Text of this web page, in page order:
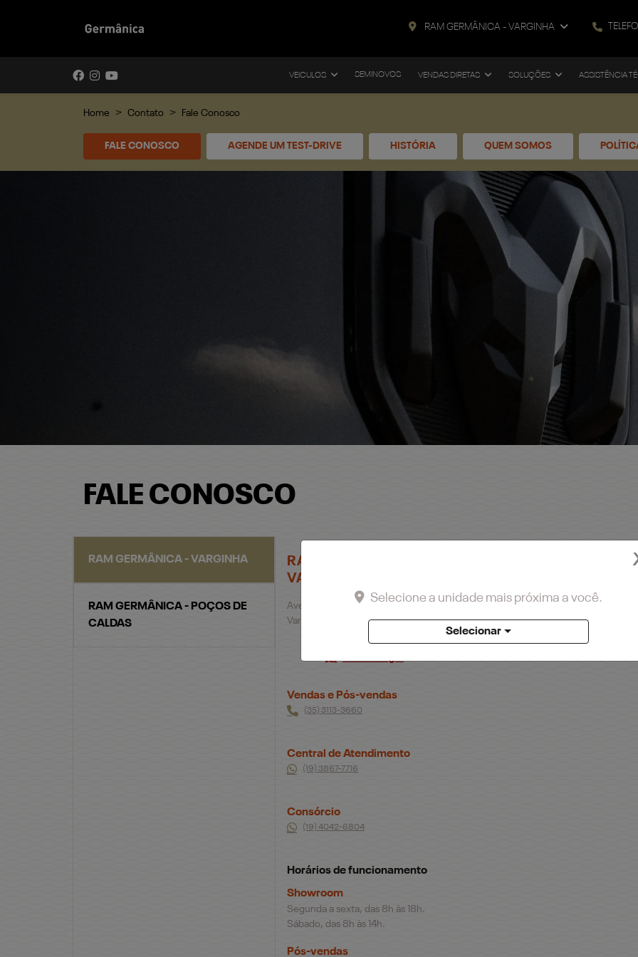
RAM GERMÂNICA - VARGINHA
VEICULOS SEMINOVOS VENDAS DIRETAS SOLUÇÕES ASSISTÊNCIA
Home Contato Fale Conosco
FALE CONOSCO AGENDE UM TEST-DRIVE HISTÓRIA QUEM SOMOS
FALE CONOSCO
RAM GERMÂNICA - VARGINHA
RAM GERMÂNICA - POÇOS DE
CALDAS
RAM GERMÂNICA -
VARGINHA
Avenida Princesa do Sul, 2590 -
Varginha - Minas Gerais
Vendas e Pós-vendas
(35) 3113-3660
Central de Atendimento
(19) 3867-7716
Consórcio
(19) 4042-6804
Horários de funcionamento
Showroom
Segunda a sexta, das 8h às 18h.
Sábado, das 8h às 14h.
Pós-vendas
Selecione a unidade mais próxima a você.
Selecionar